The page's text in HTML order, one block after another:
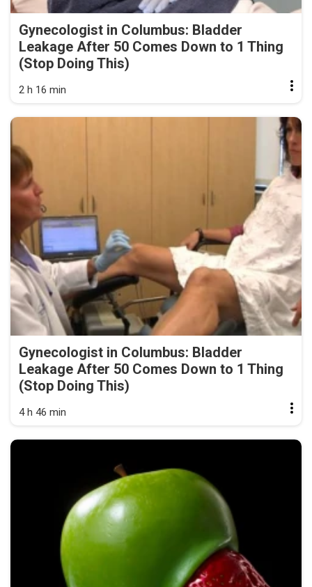
Gynecologist in Columbus: Bladder
Leakage After 50 Comes Down to 1 Thing
(Stop Doing This)
2 h 16 min
Gynecologist in Columbus: Bladder
Leakage After 50 Comes Down to 1 Thing
(Stop Doing This)
4 h 46 min